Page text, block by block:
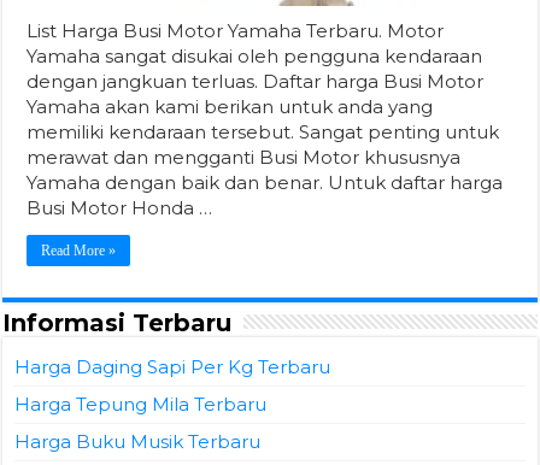
List Harga Busi Motor Yamaha Terbaru. Motor
Yamaha sangat disukai oleh pengguna kendaraan
dengan jangkuan terluas. Daftar harga Busi Motor
Yamaha akan kami berikan untuk anda yang
memiliki kendaraan tersebut. Sangat penting untuk
merawat dan mengganti Busi Motor khususnya
Yamaha dengan baik dan benar. Untuk daftar harga
Busi Motor Honda …
Read More »
Informasi Terbaru
Harga Daging Sapi Per Kg Terbaru
Harga Tepung Mila Terbaru
Harga Buku Musik Terbaru